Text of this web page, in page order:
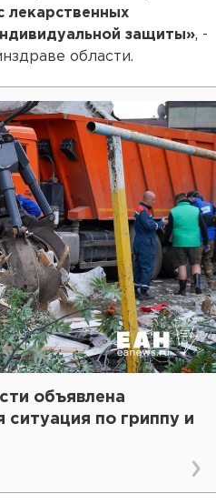
лекарственных
защиты», -
области.
объявлена
ситуация по гриппу и